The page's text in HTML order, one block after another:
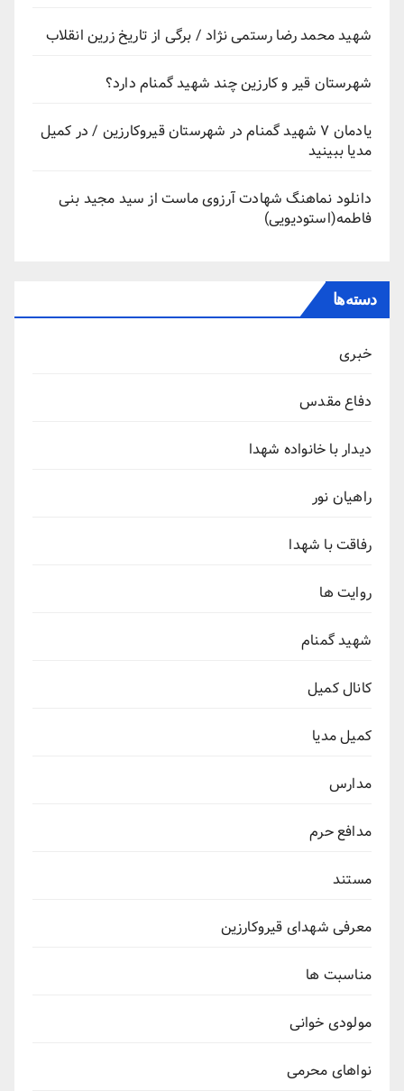
شهید محمد رضا رستمی نژاد / برگی از تاریخ زرین انقلاب
شهرستان قیر و کارزین چند شهید گمنام دارد؟
یادمان ۷ شهید گمنام در شهرستان قیروکارزین / در کمیل
مدیا ببینید
دانلود نماهنگ شهادت آرزوی ماست از سید مجید بنی
فاطمه(استودیویی)
دسته‌ها
خبری
دفاع مقدس
دیدار با خانواده شهدا
راهیان نور
رفاقت با شهدا
روایت ها
شهید گمنام
کانال کمیل
کمیل مدیا
مدارس
مدافع حرم
مستند
معرفی شهدای قیروکارزین
مناسبت ها
مولودی خوانی
نواهای محرمی